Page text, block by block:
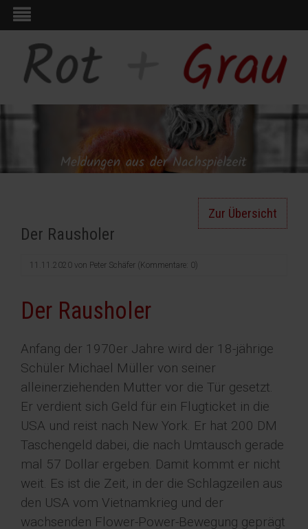
Zur Übersicht
Der Rausholer
11.11.2020 von Peter Schäfer (Kommentare: 0)
Der Rausholer
Anfang der 1970er Jahre wird der 18-jährige
Schüler Michael Müller von seiner
alleinerziehenden Mutter vor die Tür gesetzt.
Er verdient sich Geld für ein Flugticket in die
USA und reist nach New York. Er hat 200 DM
Taschengeld dabei, die nach Umtausch gerade
mal 57 Dollar ergeben. Damit kommt er nicht
weit. Es ist die Zeit, in der die Schlagzeilen aus
den USA vom Vietnamkrieg und der
wachsenden Flower-Power-Bewegung geprägt